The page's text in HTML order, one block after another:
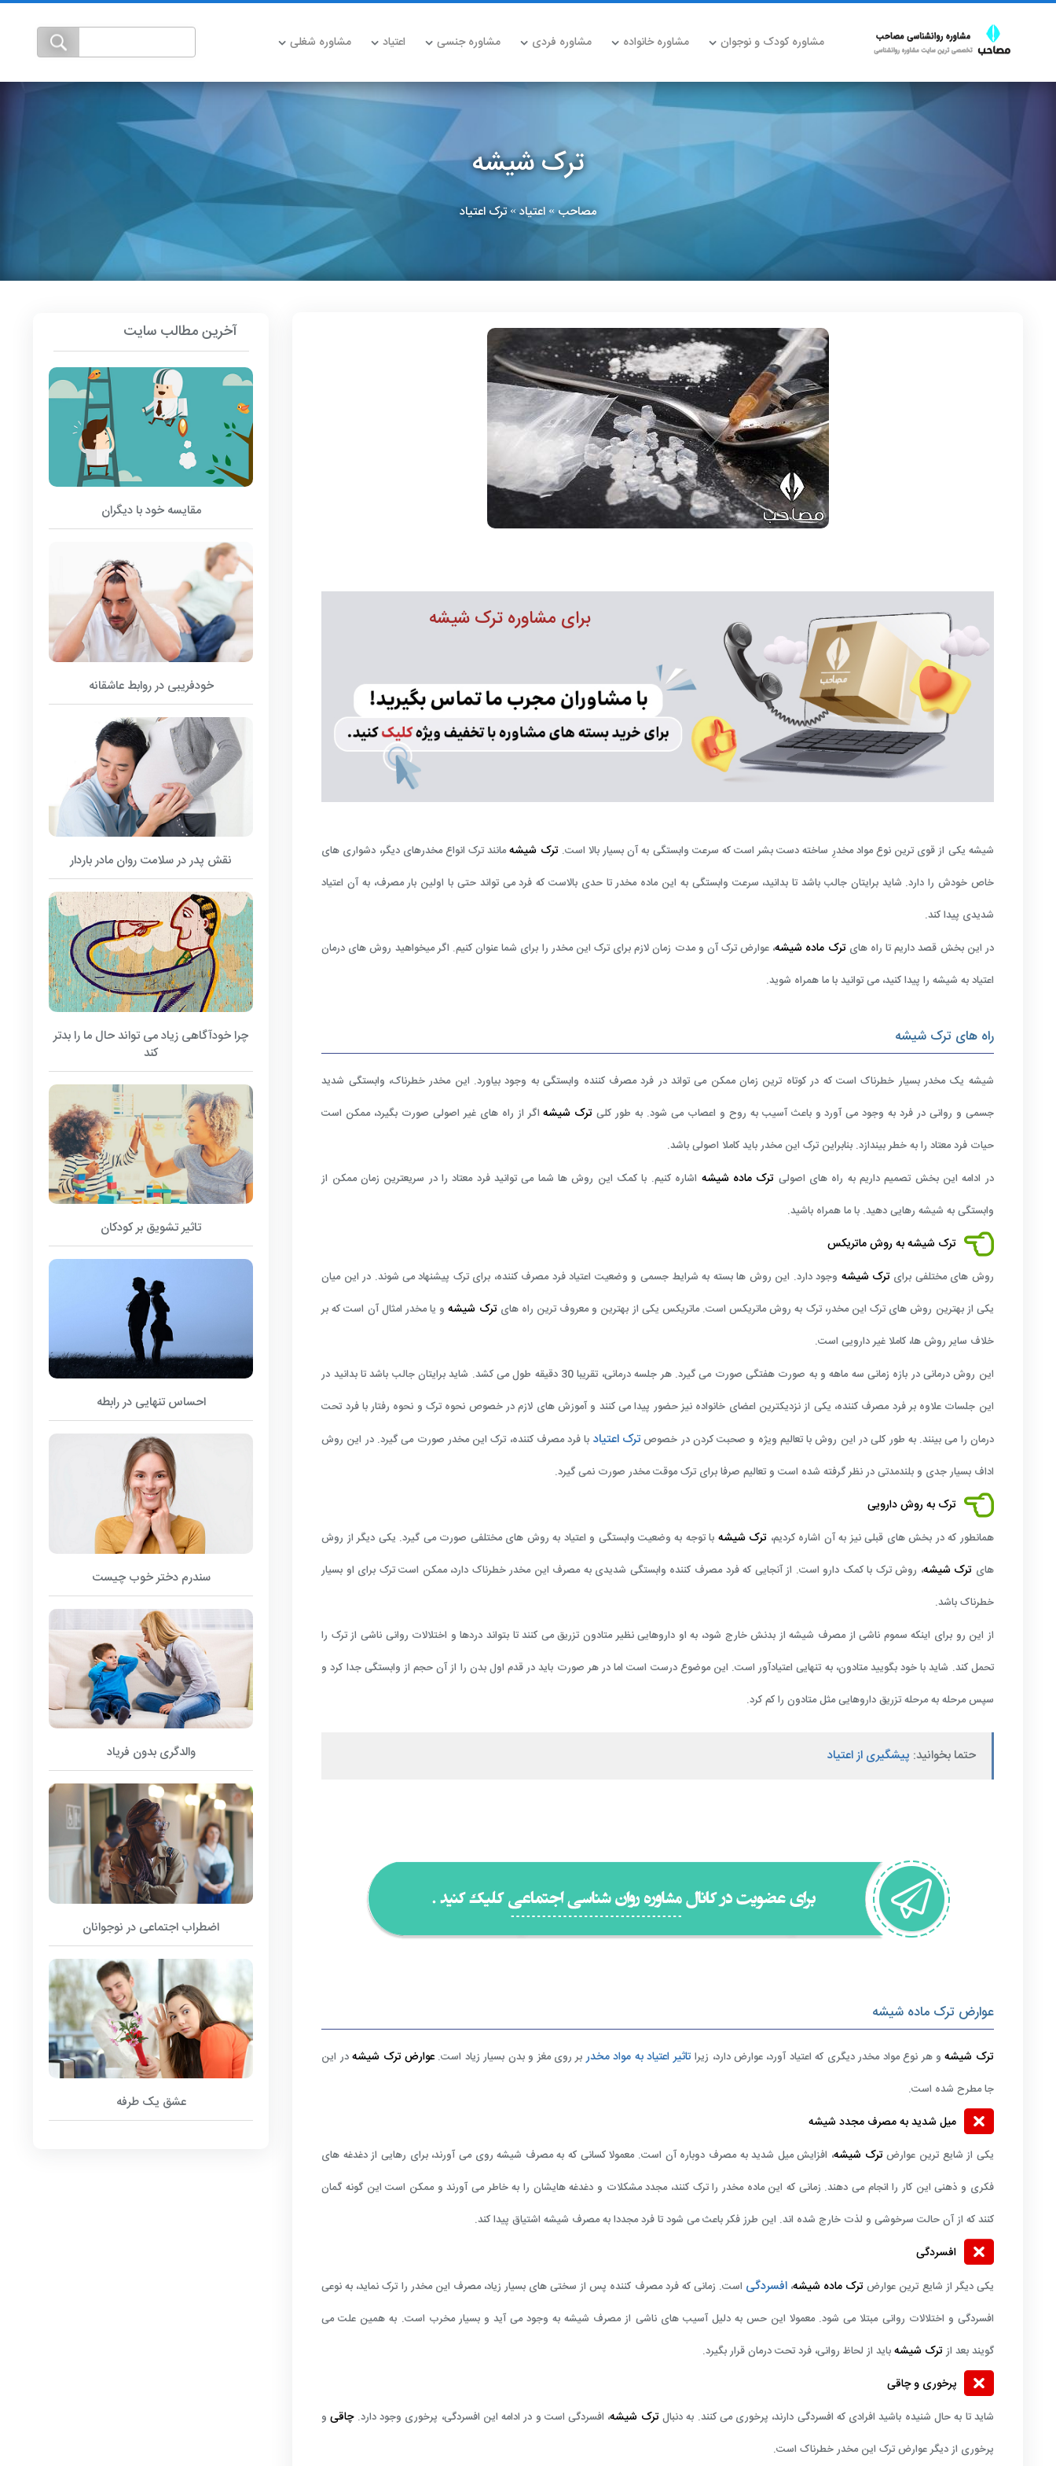
مشاوره کودک و نوجوان مشاوره خانواده مشاوره فردی مشاوره جنسی اعتیاد مشاوره شغلی
ترک شیشه
مصاحب» اعتیاد»ترک اعتیاد
برای مشاورهترک شیشه
شیشه یکی از قوی ترین نوع مواد مخدرِ ساخته دست بشر است که سرعت وابستگی به آن بسیار بالا است.ترک شیشهمانند ترک انواع مخدرهای دیگر، دشواری های
خاص خودش را دارد. شاید برایتان جالب باشد تا بدانید، سرعت وابستگی به این ماده مخدر تا حدی بالاست که فرد می تواند حتی با اولین بار مصرف، به آن اعتیاد
شدیدی پیدا کند.
در این بخش قصد داریم تا راه هایترک ماده شیشه، عوارض ترک آن و مدت زمان لازم برای ترک این مخدر را برای شما عنوان کنیم. اگر میخواهید روش های درمان
اعتیاد به شیشه را پیدا کنید، می توانید با ما همراه شوید.
راه های ترک شیشه
شیشه یک مخدر بسیار خطرناک است که در کوتاه ترین زمان ممکن می تواند در فرد مصرف کننده وابستگی به وجود بیاورد. این مخدر خطرناک، وابستگی شدید
جسمی و روانی در فرد به وجود می آورد و باعث آسیب به روح و اعصاب می شود. به طور کلی ترک شیشهاگر از راه های غیر اصولی صورت بگیرد، ممکن است
حیات فرد معتاد را به خطر بیندازد. بنابراین ترک این مخدر باید کاملا اصولی باشد.
در ادامه این بخش تصمیم داریم به راه های اصولی ترک ماده شیشه اشاره کنیم. با کمک این روش ها شما می توانید فرد معتاد را در سریعترین زمان ممکن از
وابستگی به شیشه رهایی دهید. با ما همراه باشید.
ترک شیشه به روش ماتریکس
روش های مختلفی برای ترک شیشه وجود دارد. این روش ها بسته به شرایط جسمی و وضعیت اعتیاد فرد مصرف کننده، برای ترک پیشنهاد می شوند. در این میان
یکی از بهترین روش های ترک این مخدر، ترک به روش ماتریکس است. ماتریکس یکی از بهترین و معروف ترین راه هایترک شیشهو یا مخدر امثال آن است که بر
خلاف سایر روش ها، کاملا غیر دارویی است.
این روش درمانی در بازه زمانی سه ماهه و به صورت هفتگی صورت می گیرد. هر جلسه درمانی، تقریبا 30 دقیقه طول می کشد. شاید برایتان جالب باشد تا بدانید در
این جلسات علاوه بر فرد مصرف کننده، یکی از نزدیکترین اعضای خانواده نیز حضور پیدا می کنند و آموزش های لازم در خصوص نحوه ترک و نحوه رفتار با فرد تحت
درمان را می بینند. به طور کلی در این روش با تعالیم ویژه و صحبت کردن در خصوصترک اعتیاد با فرد مصرف کننده، ترک این مخدر صورت می گیرد. در این روش
اداف بسیار جدی و بلندمدتی در نظر گرفته شده است و تعالیم صرفا برای ترک موقت مخدر صورت نمی گیرد.
ترک به روش دارویی
همانطور که در بخش های قبلی نیز به آن اشاره کردیم، ترک شیشه با توجه به وضعیت وابستگی و اعتیاد به روش های مختلفی صورت می گیرد. یکی دیگر از روش
های ترک شیشه، روش ترک با کمک دارو است. از آنجایی که فرد مصرف کننده وابستگی شدیدی به مصرف این مخدر خطرناک دارد، ممکن است ترک برای او بسیار
خطرناک باشد.
از این رو برای اینکه سموم ناشی از مصرف شیشه از بدنش خارج شود، به او داروهایی نظیر متادون تزریق می کنند تا بتواند دردها و اختلالات روانی ناشی از ترک را
تحمل کند. شاید با خود بگویید متادون، به تنهایی اعتیادآور است. این موضوع درست است اما در هر صورت باید در قدم اول بدن را از آن حجم از وابستگی جدا کرد و
سپس مرحله به مرحله تزریق داروهایی مثل متادون را کم کرد.
حتما بخوانید: پیشگیری از اعتیاد
عوارض ترک ماده شیشه
ترک شیشهو هر نوع مواد مخدر دیگری که اعتیاد آورد، عوارض دارد، زیرا تاثیر اعتیاد به مواد مخدر بر روی مغز و بدن بسیار زیاد است.عوارض ترک شیشهدر این
جا مطرح شده است.
میل شدید به مصرف مجدد شیشه
یکی از شایع ترین عوارضترک شیشه، افزایش میل شدید به مصرف دوباره آن است. معمولا کسانی که به مصرف شیشه روی می آورند، برای رهایی از دغدغه های
فکری و ذهنی این کار را انجام می دهند. زمانی که این ماده مخدر را ترک کنند، مجدد مشکلات و دغدغه هایشان را به خاطر می آورند و ممکن است این گونه گمان
کنند که از آن حالت سرخوشی و لذت خارج شده اند. این طرز فکر باعث می شود تا فرد مجددا به مصرف شیشه اشتیاق پیدا کند.
افسردگی
یکی دیگر از شایع ترین عوارضترک ماده شیشه، افسردگی است. زمانی که فرد مصرف کننده پس از سختی های بسیار زیاد، مصرف این مخدر را ترک نماید، به نوعی
افسردگی و اختلالات روانی مبتلا می شود. معمولا این حس به دلیل آسیب های ناشی از مصرف شیشه به وجود می آید و بسیار مخرب است. به همین علت می
گویند بعد ازترک شیشهباید از لحاظ روانی، فرد تحت درمان قرار بگیرد.
پرخوری و چاقی
شاید تا به حال شنیده باشید افرادی که افسردگی دارند، پرخوری می کنند. به دنبالترک شیشه، افسردگی است و در ادامه این افسردگی، پرخوری وجود دارد.چاقی و
پرخوری از دیگر عوارض ترک این مخدر خطرناک است.
آخرین مطالب سایت
مقایسه خود با دیگران
خودفریبی در روابط عاشقانه
نقش پدر در سلامت روان مادر باردار
چرا خودآگاهی زیاد می تواند حال ما را بدتر
کند
تاثیر تشویق بر کودکان
احساس تنهایی در رابطه
سندرم دختر خوب چیست
والدگری بدون فریاد
اضطراب اجتماعی در نوجوانان
عشق یک طرفه